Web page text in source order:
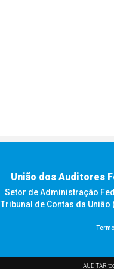
União dos Auditores
Setor de Administração
Tribunal de Contas da União
AUDITAR